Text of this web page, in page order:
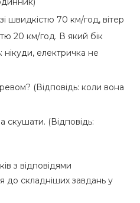
швидкістю 70 км/год, вітер
20 км/год. В який бік
нікуди, електричка не
(Відповідь: коли вона
скушати. (Відповідь:
з відповідями
до складніших завдань у